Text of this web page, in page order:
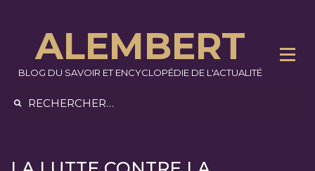
ALEMBERT
BLOG DU SAVOIR ET ENCYCLOPÉDIE DE L'ACTUALITÉ